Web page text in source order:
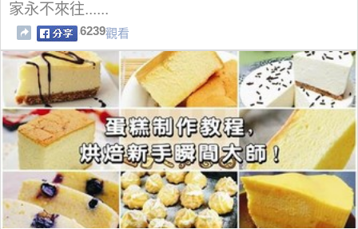
家永不來往......
6239觀看